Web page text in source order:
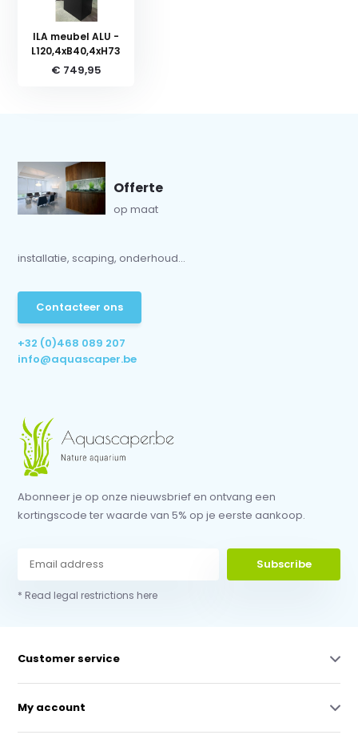
ILA meubel ALU -
L120,4xB40,4xH73
€ 749,95
Offerte
op maat
installatie, scaping, onderhoud...
Contacteer ons
+32 (0)468 089 207
info@aquascaper.be
Abonneer je op onze nieuwsbrief en ontvang een
kortingscode ter waarde van 5% op je eerste aankoop.
Subscribe
* Read legal restrictions here
Customer service
My account